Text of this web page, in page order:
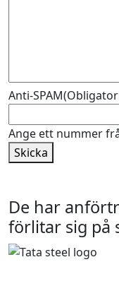
Anti-SPAM
Ange ett nummer
Skicka
De har
förlitar sig på